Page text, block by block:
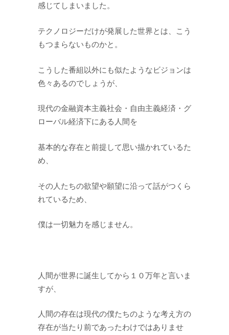
感じてしまいました。
テクノロジーだけが発展した世界とは、こう
もつまらないものかと。
こうした番組以外にも似たようなビジョンは
色々あるのでしょうが、
現代の金融資本主義社会・自由主義経済・グ
ローバル経済下にある人間を
基本的な存在と前提して思い描かれているた
め、
その人たちの欲望や願望に沿って話がつくら
れているため、
僕は一切魅力を感じません。
人間が世界に誕生してから１０万年と言いま
すが、
人間の存在は現代の僕たちのような考え方の
存在が当たり前であったわけではありませ